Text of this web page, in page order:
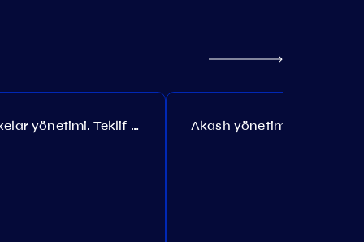
Axelar yönetimi. Teklif №386